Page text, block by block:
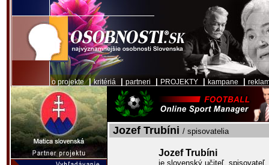
o projekte|kritériá partneri PROJEKTY kampane
Jozef Trubíni / spisovatelia
Jozef Trubíni
je slovenský učiteľ,